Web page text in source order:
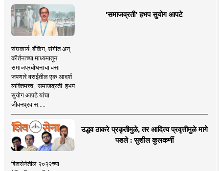
'समाजव्रती' हभप सुयोग आपटे
संघकार्य, बँकिंग, संगीत अन्
कीर्तनाच्या माध्यमातून
समाजप्रबोधनाचा वसा
जपणारे वसईतील एक आदर्श
व्यक्तिमत्त्व, 'समाजव्रती' हभप
सुयोग आपटे यांचा
जीवनप्रवास.....
उद्धव ठाकरे प्रकृतीमुळे, तर आदित्य प्रवृत्तीमुळे मागे
पडले : सुशील कुलकर्णी
शिवसेनेतील २०२२च्या